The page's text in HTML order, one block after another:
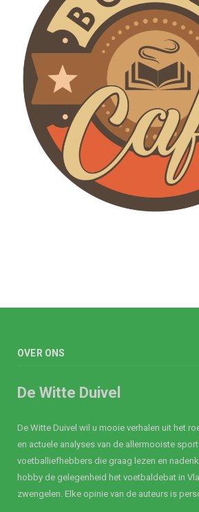
OVER ONS
De Witte Duivel
De Witte Duivel wil u mooie verhalen uit het
en actuele analyses van de allermooiste
voetballiefhebbers die graag lezen en
hobby de gelegenheid het voetbaldebat in
zwengelen. Elke opinie van de auteurs is